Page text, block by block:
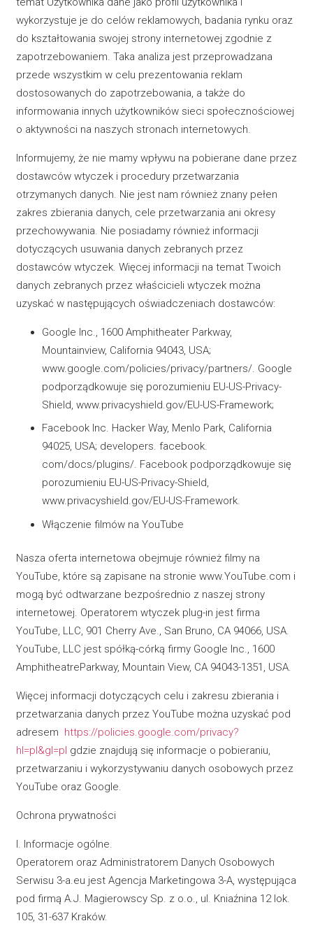
wykorzystuje je do celów reklamowych, badania rynku oraz
do kształtowania swojej strony internetowej zgodnie z
zapotrzebowaniem. Taka analiza jest przeprowadzana
przede wszystkim w celu prezentowania reklam
dostosowanych do zapotrzebowania, a także do
informowania innych użytkowników sieci społecznościowej
o aktywności na naszych stronach internetowych.
Informujemy, że nie mamy wpływu na pobierane dane przez
dostawców wtyczek i procedury przetwarzania
otrzymanych danych. Nie jest nam również znany pełen
zakres zbierania danych, cele przetwarzania ani okresy
przechowywania. Nie posiadamy również informacji
dotyczących usuwania danych zebranych przez
dostawców wtyczek. Więcej informacji na temat Twoich
danych zebranych przez właścicieli wtyczek można
uzyskać w następujących oświadczeniach dostawców:
Google Inc., 1600 Amphitheater Parkway,
Mountainview, California 94043, USA;
www.google.com/policies/privacy/partners/. Google
podporządkowuje się porozumieniu EU-US-Privacy-
Shield, www.privacyshield.gov/EU-US-Framework;
Facebook Inc. Hacker Way, Menlo Park, California
94025, USA; developers. facebook.
com/docs/plugins/. Facebook podporządkowuje się
porozumieniu EU-US-Privacy-Shield,
www.privacyshield.gov/EU-US-Framework.
Włączenie filmów na YouTube
Nasza oferta internetowa obejmuje również filmy na
YouTube, które są zapisane na stronie www.YouTube.com i
mogą być odtwarzane bezpośrednio z naszej strony
internetowej. Operatorem wtyczek plug-in jest firma
YouTube, LLC, 901 Cherry Ave., San Bruno, CA 94066, USA.
YouTube, LLC jest spółką-córką firmy Google Inc., 1600
AmphitheatreParkway, Mountain View, CA 94043-1351, USA.
Więcej informacji dotyczących celu i zakresu zbierania i
przetwarzania danych przez YouTube można uzyskać pod
adresem https://policies.google.com/privacy?
hl=pl&gl=pl gdzie znajdują się informacje o pobieraniu,
przetwarzaniu i wykorzystywaniu danych osobowych przez
YouTube oraz Google.
Ochrona prywatności
I. Informacje ogólne.
Operatorem oraz Administratorem Danych Osobowych
Serwisu 3-a.eu jest Agencja Marketingowa 3-A, występująca
pod firmą A.J. Magierowscy Sp. z o.o., ul. Kniaźnina 12 lok.
105, 31-637 Kraków.